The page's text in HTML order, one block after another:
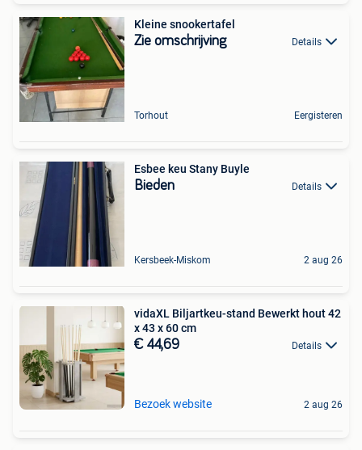
Kleine snookertafel
Zie omschrijving Details
Torhout Eergisteren
Esbee keu Stany Buyle
Bieden Details
Kersbeek-Miskom 2 aug 26
vidaXL Biljartkeu-stand Bewerkt hout 42
x 43 x 60 cm
€ 44,69 Details
Bezoek website 2 aug 26